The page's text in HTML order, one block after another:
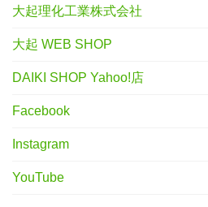
大起理化工業株式会社
大起 WEB SHOP
DAIKI SHOP Yahoo!店
Facebook
Instagram
YouTube